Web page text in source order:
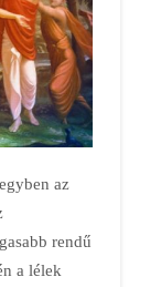
az
rendű
a lélek